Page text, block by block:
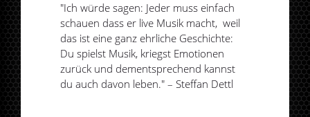
"Ich würde sagen: Jeder muss einfach
schauen dass er live Musik macht, weil
das ist eine ganz ehrliche Geschichte:
Du spielst Musik, kriegst Emotionen
zurück und dementsprechend kannst
du auch davon leben." – Steffan Dettl